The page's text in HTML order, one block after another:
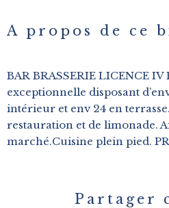
A propos de ce
BAR BRASSERIE LICENCE IV
exceptionnelle disposant
intérieur et env 24 en
restauration et de limonade.
marché.Cuisine plein pied.
Partager